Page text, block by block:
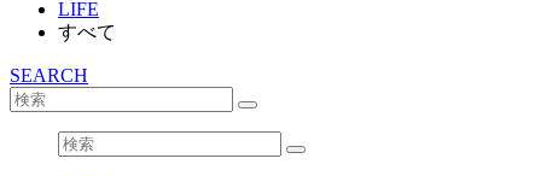
LIFE
すべて
SEARCH